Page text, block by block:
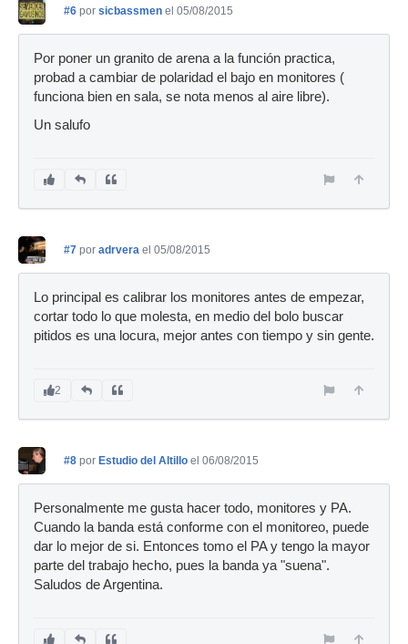
#6 por sicbassmen el 05/08/2015
Por poner un granito de arena a la función practica,
probad a cambiar de polaridad el bajo en monitores (
funciona bien en sala, se nota menos al aire libre).
Un salufo
#7 por adrvera el 05/08/2015
Lo principal es calibrar los monitores antes de empezar,
cortar todo lo que molesta, en medio del bolo buscar
pitidos es una locura, mejor antes con tiempo y sin gente.
2
#8 por Estudio del Altillo el 06/08/2015
Personalmente me gusta hacer todo, monitores y PA.
Cuando la banda está conforme con el monitoreo, puede
dar lo mejor de si. Entonces tomo el PA y tengo la mayor
parte del trabajo hecho, pues la banda ya "suena".
Saludos de Argentina.